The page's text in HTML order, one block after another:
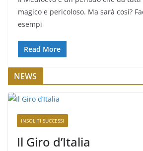
magico e pericoloso. Ma sarà cosí?
esempi
Read More
NEWS
INSOLITI SUCCESSI
Il Giro d’Italia